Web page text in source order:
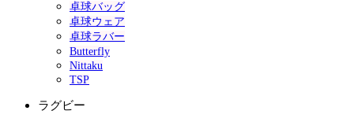
卓球バッグ
卓球ウェア
卓球ラバー
Butterfly
Nittaku
TSP
ラグビー